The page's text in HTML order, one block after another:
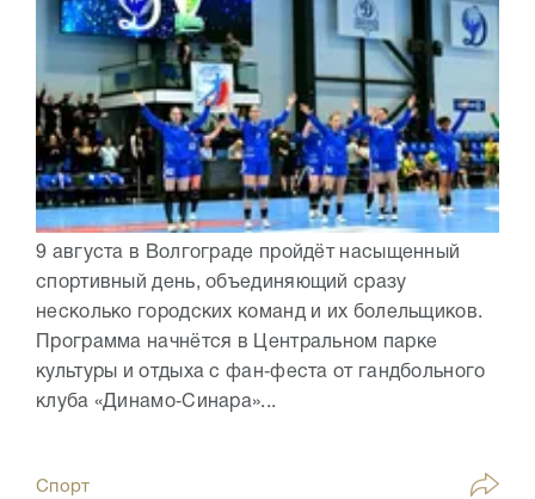
9 августа в Волгограде пройдёт насыщенный
спортивный день, объединяющий сразу
несколько городских команд и их болельщиков.
Программа начнётся в Центральном парке
культуры и отдыха с фан‑феста от гандбольного
клуба «Динамо‑Синара»...
Спорт